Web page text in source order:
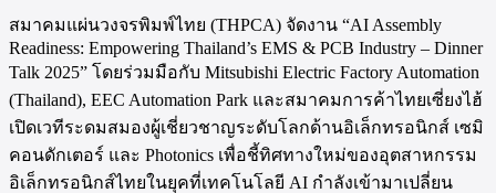
สมาคมแผ่นวงจรพิมพ์ไทย (THPCA) จัดงาน “AI Assembly
Readiness: Empowering Thailand’s EMS & PCB Industry – Dinner
Talk 2025” โดยร่วมมือกับ Mitsubishi Electric Factory Automation
(Thailand), EEC Automation Park และสมาคมการค้าไทยเซี่ยงไฮ้
เปิดเวทีระดมสมองผู้เชี่ยวชาญระดับโลกด้านอิเล็กทรอนิกส์ เซมิ
คอนดักเตอร์ และ Photonics เพื่อชี้ทิศทางใหม่ของอุตสาหกรรม
อิเล็กทรอนิกส์ไทยในยุคที่เทคโนโลยี AI กำลังเข้ามาเปลี่ยน